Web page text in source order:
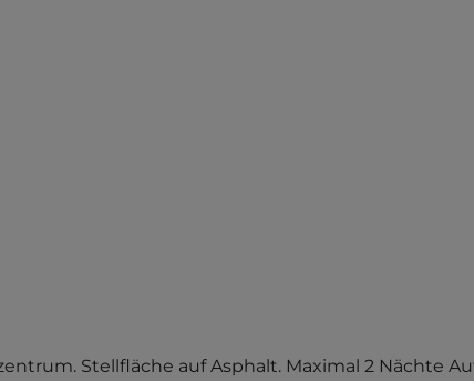
Stellfläche auf Asphalt. Maximal 2 Nächte